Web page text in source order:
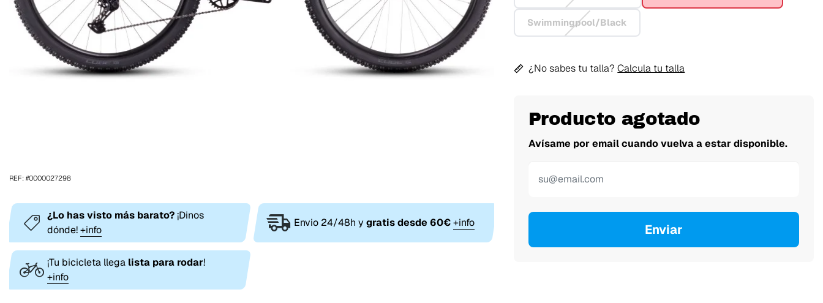
Swimmingpool/Black
¿No sabes tu talla?Calcula tu talla
Producto agotado
Avísame por email cuando vuelva a estar disponible.
Enviar
REF: #0000027298
¿Lo has visto más barato?¡Dinos
dónde!+info
Envio 24/48h y gratis desde 60€ +info
¡Tu bicicleta llega lista para rodar!
+info